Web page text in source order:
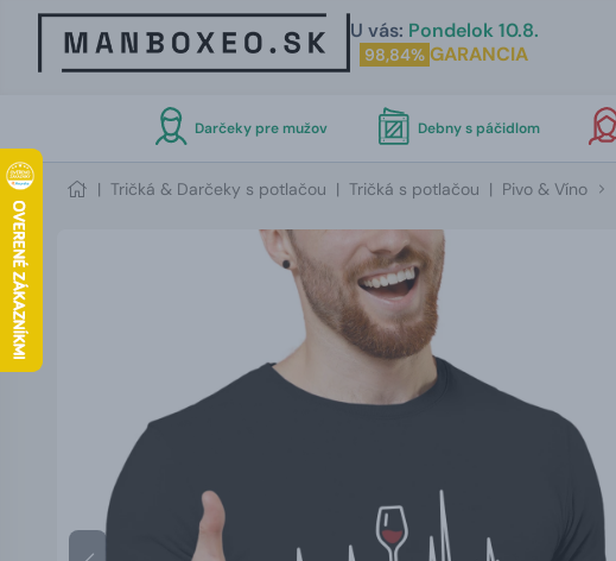
U vás: Pondelok 10.8.
98,84% GARANCIA
Darčeky pre mužov Debny s páčidlom
| Tričká & Darčeky s potlačou | Tričká s potlačou | Pivo & Víno